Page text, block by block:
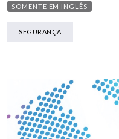
SOMENTE EM INGLÊS
SEGURANÇA